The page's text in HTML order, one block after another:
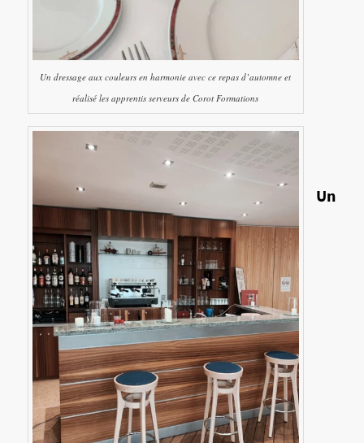
Un dressage aux couleurs en harmonie avec ce repas d’automne et
réalisé les apprentis serveurs de Corot Formations
Un